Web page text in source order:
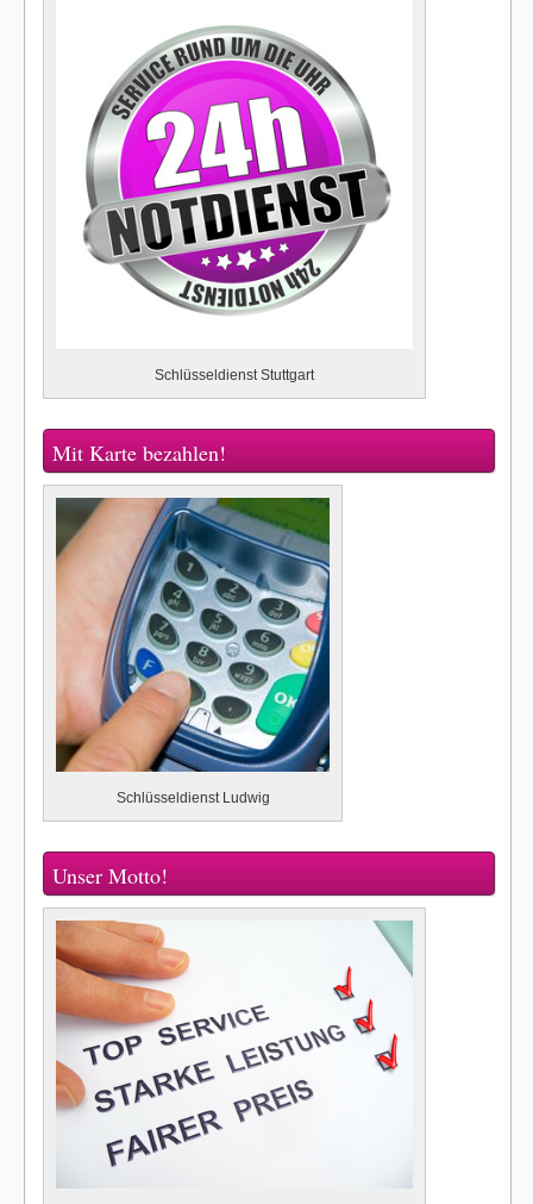
Schlüsseldienst Stuttgart
Mit Karte bezahlen!
Schlüsseldienst Ludwig
Unser Motto!